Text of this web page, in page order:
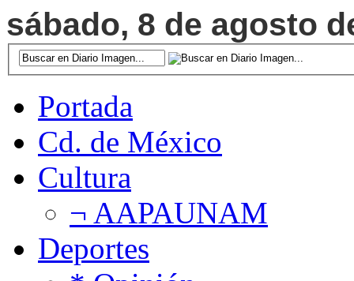
sábado, 8 de agosto
Portada
Cd. de México
Cultura
¬ AAPAUNAM
Deportes